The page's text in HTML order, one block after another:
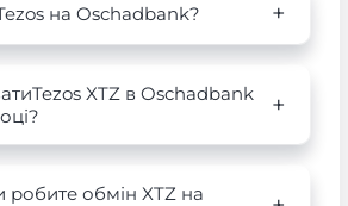
на Oschadbank?
XTZ в Oschadbank
обмін XTZ на